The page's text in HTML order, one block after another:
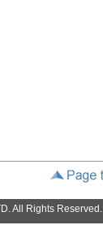
All Rights Reserved.